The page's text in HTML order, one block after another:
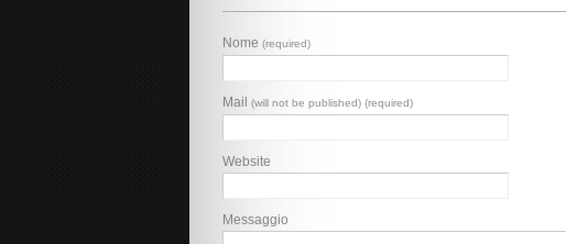
Nome (required)
Mail (will not be published) (required)
Website
Messaggio